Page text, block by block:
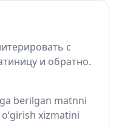
с
и обратно.
berilgan matnni
xizmatini